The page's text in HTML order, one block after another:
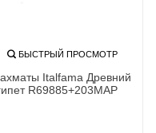
БЫСТРЫЙ ПРОСМОТР
Italfama Древний
R69885+203MAP